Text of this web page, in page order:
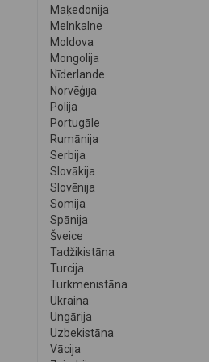
Maķedonija
Melnkalne
Moldova
Mongolija
Nīderlande
Norvēģija
Polija
Portugāle
Rumānija
Serbija
Slovākija
Slovēnija
Somija
Spānija
Šveice
Tadžikistāna
Turcija
Turkmenistāna
Ukraina
Ungārija
Uzbekistāna
Vācija